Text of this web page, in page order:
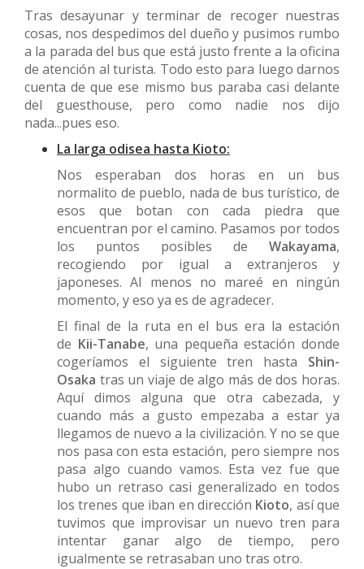
Tras desayunar y terminar de recoger nuestras
cosas, nos despedimos del dueño y pusimos rumbo
a la parada del bus que está justo frente a la oficina
de atención al turista. Todo esto para luego darnos
cuenta de que ese mismo bus paraba casi delante
del guesthouse, pero como nadie nos dijo
nada...pues eso.
La larga odisea hasta Kioto:
Nos esperaban dos horas en un bus
normalito de pueblo, nada de bus turístico, de
esos que botan con cada piedra que
encuentran por el camino. Pasamos por todos
los puntos posibles de Wakayama,
recogiendo por igual a extranjeros y
japoneses. Al menos no mareé en ningún
momento, y eso ya es de agradecer.
El final de la ruta en el bus era la estación
de Kii-Tanabe, una pequeña estación donde
cogeríamos el siguiente tren hasta Shin-
Osaka tras un viaje de algo más de dos horas.
Aquí dimos alguna que otra cabezada, y
cuando más a gusto empezaba a estar ya
llegamos de nuevo a la civilización. Y no se que
nos pasa con esta estación, pero siempre nos
pasa algo cuando vamos. Esta vez fue que
hubo un retraso casi generalizado en todos
los trenes que iban en dirección Kioto, así que
tuvimos que improvisar un nuevo tren para
intentar ganar algo de tiempo, pero
igualmente se retrasaban uno tras otro.